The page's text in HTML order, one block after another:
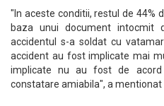
"In aceste conditii, restul de 44%
baza unui document
accidentul s-a soldat cu
accident au fost implicate mai
implicate nu au fost de
constatare amiabila", a mentionat